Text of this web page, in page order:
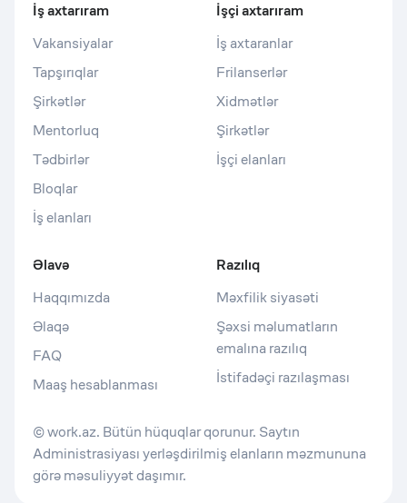
İş axtarıram
Vakansiyalar
Tapşırıqlar
Şirkətlər
Mentorluq
Tədbirlər
Bloqlar
İş elanları
İşçi axtarıram
İş axtaranlar
Frilanserlər
Xidmətlər
Şirkətlər
İşçi elanları
Əlavə
Haqqımızda
Əlaqə
FAQ
Maaş hesablanması
Razılıq
Məxfilik siyasəti
Şəxsi məlumatların
emalına razılıq
İstifadəçi razılaşması
© work.az. Bütün hüquqlar qorunur. Saytın
Administrasiyası yerləşdirilmiş elanların məzmununa
görə məsuliyyət daşımır.